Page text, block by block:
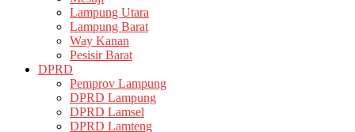
Lampung Utara
Lampung Barat
Way Kanan
Pesisir Barat
DPRD
Pemprov Lampung
DPRD Lampung
DPRD Lamsel
DPRD Lamteng